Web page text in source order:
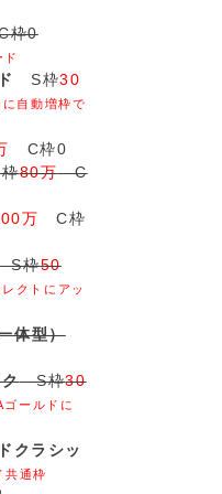
0
S枠30
自動増枠で
C枠0
80万C
万 C枠
枠50
クトにアッ
体型）
S枠30
ールドに
クラシッ
通枠